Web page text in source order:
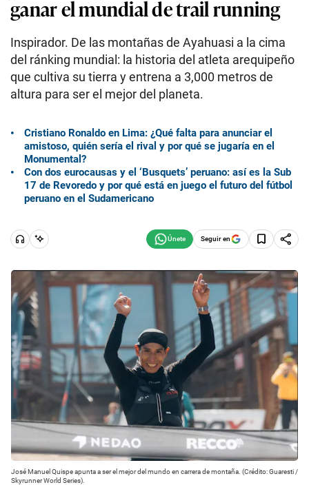
ganar el mundial de trail running
Inspirador. De las montañas de Ayahuasi a la cima
del ránking mundial: la historia del atleta arequipeño
que cultiva su tierra y entrena a 3,000 metros de
altura para ser el mejor del planeta.
Cristiano Ronaldo en Lima: ¿Qué falta para anunciar el
amistoso, quién sería el rival y por qué se jugaría en el
Monumental?
Con dos eurocausas y el ‘Busquets’ peruano: así es la Sub
17 de Revoredo y por qué está en juego el futuro del fútbol
peruano en el Sudamericano
Seguir en
José Manuel Quispe apunta a ser el mejor del mundo en carrera de montaña. (Crédito: Guaresti /
Skyrunner World Series).